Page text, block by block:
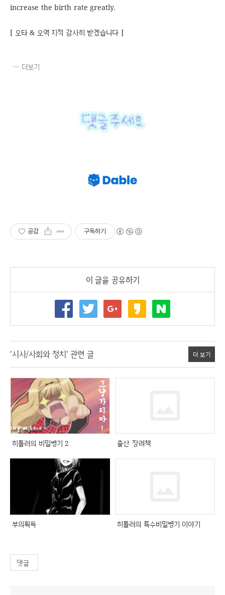
increase the birth rate greatly.
[ 오타 & 오역 지적 감사히 받겠습니다 ]
더보기
공감 구독하기
이 글을 공유하기
'시사/사회와 정치' 관련 글 더 보기
히틀러의 비밀병기 2 출산 장려책
부의획득 히틀러의 특수비밀병기 이야기
댓글